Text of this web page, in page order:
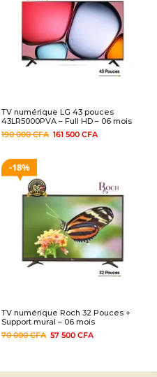
TV numérique LG 43 pouces
43LR5000PVA – Full HD – 06 mois
190 000CFA 161 500 CFA
18%
TV numérique Roch 32 Pouces +
Support mural – 06 mois
70 000CFA 57 500 CFA